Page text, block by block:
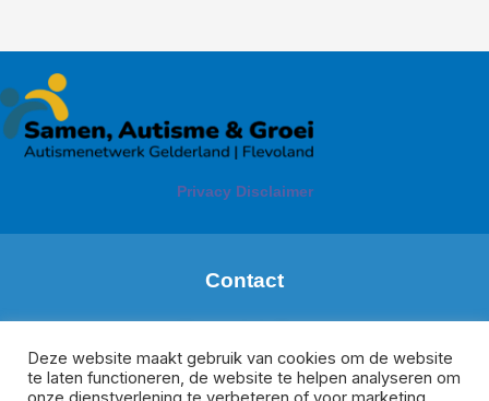
Privacy Disclaimer
Contact
Regio: Zuid Gelderland
m.deboer@meeplus.nl
Deze website maakt gebruik van cookies om de website
te laten functioneren, de website te helpen analyseren om